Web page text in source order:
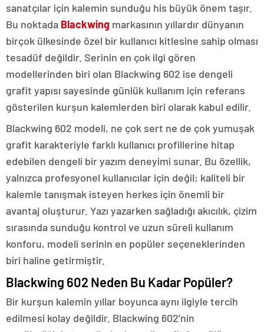
sanatçılar için kalemin sunduğu his büyük önem taşır.
Bu noktada Blackwing markasının yıllardır dünyanın
birçok ülkesinde özel bir kullanıcı kitlesine sahip olması
tesadüf değildir. Serinin en çok ilgi gören
modellerinden biri olan Blackwing 602 ise dengeli
grafit yapısı sayesinde günlük kullanım için referans
gösterilen kurşun kalemlerden biri olarak kabul edilir.
Blackwing 602 modeli, ne çok sert ne de çok yumuşak
grafit karakteriyle farklı kullanıcı profillerine hitap
edebilen dengeli bir yazım deneyimi sunar. Bu özellik,
yalnızca profesyonel kullanıcılar için değil; kaliteli bir
kalemle tanışmak isteyen herkes için önemli bir
avantaj oluşturur. Yazı yazarken sağladığı akıcılık, çizim
sırasında sunduğu kontrol ve uzun süreli kullanım
konforu, modeli serinin en popüler seçeneklerinden
biri haline getirmiştir.
Blackwing 602 Neden Bu Kadar Popüler?
Bir kurşun kalemin yıllar boyunca aynı ilgiyle tercih
edilmesi kolay değildir. Blackwing 602’nin